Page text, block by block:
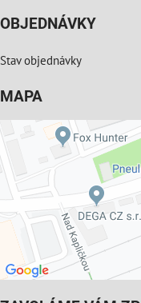
OBJEDNÁVKY
Stav objednávky
MAPA